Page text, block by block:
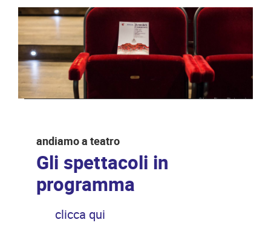
andiamo a teatro
Gli spettacoli in
programma
clicca qui